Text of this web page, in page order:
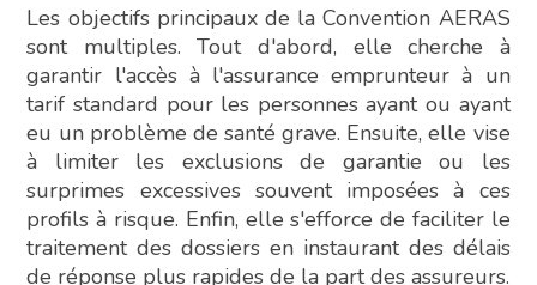
Les objectifs principaux de la Convention AERAS
sont multiples. Tout d'abord, elle cherche à
garantir l'accès à l'assurance emprunteur à un
tarif standard pour les personnes ayant ou ayant
eu un problème de santé grave. Ensuite, elle vise
à limiter les exclusions de garantie ou les
surprimes excessives souvent imposées à ces
profils à risque. Enfin, elle s'efforce de faciliter le
traitement des dossiers en instaurant des délais
de réponse plus rapides de la part des assureurs.